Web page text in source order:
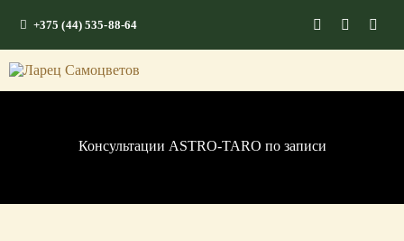
+375 (44) 535-88-64
Консультации ASTRO-TARO по записи
ГЛАВНАЯ
ЭНЕРГИЯ ФОРМ
МАГАЗИН